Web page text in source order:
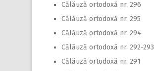
Călăuză ortodoxă nr. 296
Călăuză ortodoxă nr. 295
Călăuză ortodoxă nr. 294
Călăuză ortodoxă nr. 292-293
Călăuză ortodoxă nr. 291